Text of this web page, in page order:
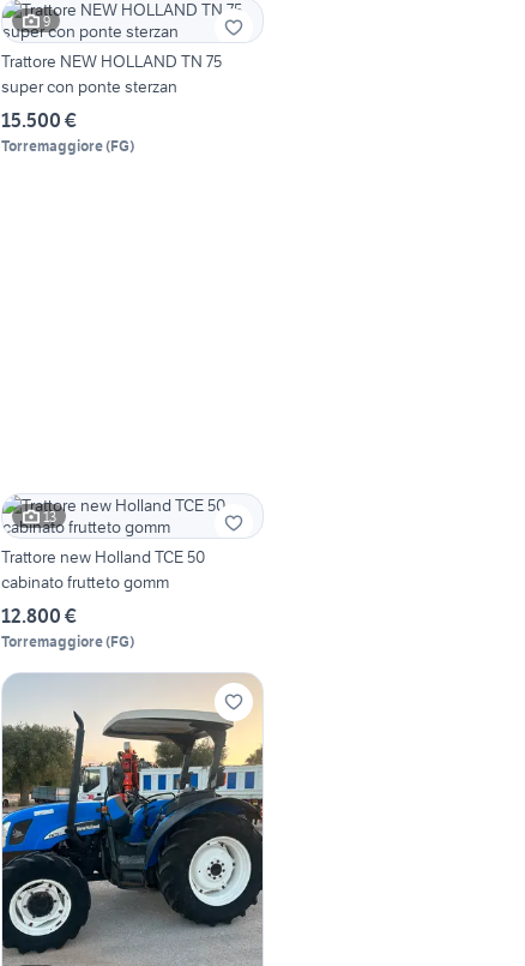
9
Trattore NEW HOLLAND TN 75
super con ponte sterzan
15.500 €
Torremaggiore(FG)
13
Trattore new Holland TCE 50
cabinato frutteto gomm
12.800 €
Torremaggiore(FG)